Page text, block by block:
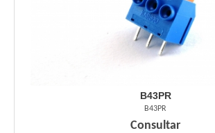
B43PR
B43PR
Consultar